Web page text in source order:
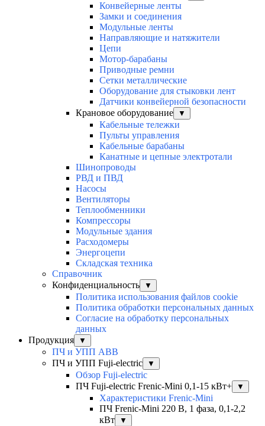
Конвейерные ленты
Замки и соединения
Модульные ленты
Направляющие и натяжители
Цепи
Мотор-барабаны
Приводные ремни
Сетки металлические
Оборудование для стыковки лент
Датчики конвейерной безопасности
Крановое оборудование
▼
Кабельные тележки
Пульты управления
Кабельные барабаны
Канатные и цепные электротали
Шинопроводы
РВД и ПВД
Насосы
Вентиляторы
Теплообменники
Компрессоры
Модульные здания
Расходомеры
Энергоцепи
Складская техника
Справочник
Конфиденциальность
▼
Политика использования файлов cookie
Политика обработки персональных данных
Согласие на обработку персональных
данных
Продукция
▼
ПЧ и УПП ABB
ПЧ и УПП Fuji-electric
▼
Обзор Fuji-electric
ПЧ Fuji-electric Frenic-Mini 0,1-15 кВт+
▼
Характеристики Frenic-Mini
ПЧ Frenic-Mini 220 В, 1 фаза, 0,1-2,2
кВт
▼